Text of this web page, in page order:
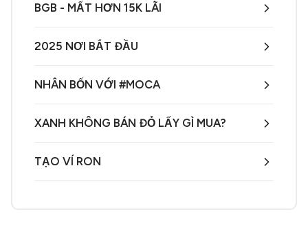
BGB - MẤT HƠN 15K LÃI
2025 NƠI BẮT ĐẦU
NHÂN BỐN VỚI #MOCA
XANH KHÔNG BÁN ĐỎ LẤY GÌ MUA?
TẠO VÍ RON